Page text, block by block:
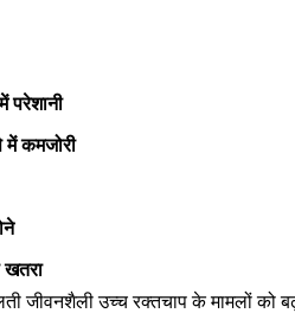
परेशानी
में कमजोरी
खतरा
जीवनशैली उच्च रक्तचाप के मामलों